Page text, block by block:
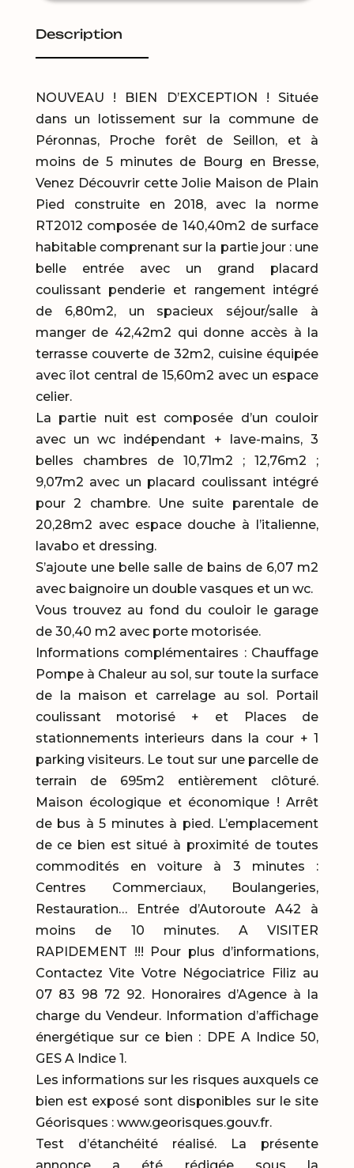
Description
NOUVEAU ! BIEN D’EXCEPTION ! Située
dans un lotissement sur la commune de
Péronnas, Proche forêt de Seillon, et à
moins de 5 minutes de Bourg en Bresse,
Venez Découvrir cette Jolie Maison de Plain
Pied construite en 2018, avec la norme
RT2012 composée de 140,40m2 de surface
habitable comprenant sur la partie jour : une
belle entrée avec un grand placard
coulissant penderie et rangement intégré
de 6,80m2, un spacieux séjour/salle à
manger de 42,42m2 qui donne accès à la
terrasse couverte de 32m2, cuisine équipée
avec îlot central de 15,60m2 avec un espace
celier.
La partie nuit est composée d’un couloir
avec un wc indépendant + lave-mains, 3
belles chambres de 10,71m2 ; 12,76m2 ;
9,07m2 avec un placard coulissant intégré
pour 2 chambre. Une suite parentale de
20,28m2 avec espace douche à l’italienne,
lavabo et dressing.
S’ajoute une belle salle de bains de 6,07 m2
avec baignoire un double vasques et un wc.
Vous trouvez au fond du couloir le garage
de 30,40 m2 avec porte motorisée.
Informations complémentaires : Chauffage
Pompe à Chaleur au sol, sur toute la surface
de la maison et carrelage au sol. Portail
coulissant motorisé + et Places de
stationnements interieurs dans la cour + 1
parking visiteurs. Le tout sur une parcelle de
terrain de 695m2 entièrement clôturé.
Maison écologique et économique ! Arrêt
de bus à 5 minutes à pied. L’emplacement
de ce bien est situé à proximité de toutes
commodités en voiture à 3 minutes :
Centres Commerciaux, Boulangeries,
Restauration… Entrée d’Autoroute A42 à
moins de 10 minutes. A VISITER
RAPIDEMENT !!! Pour plus d’informations,
Contactez Vite Votre Négociatrice Filiz au
07 83 98 72 92. Honoraires d’Agence à la
charge du Vendeur. Information d’affichage
énergétique sur ce bien : DPE A Indice 50,
GES A Indice 1.
Les informations sur les risques auxquels ce
bien est exposé sont disponibles sur le site
Géorisques : www.georisques.gouv.fr.
Test d’étanchéité réalisé. La présente